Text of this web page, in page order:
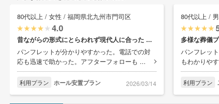
80代以上 / 女性 / 福岡県北九州市門司区
4.0
昔ながらの形式にとらわれず現代人に合った ...
パンフレットが分かりやすかった。電話での対
応も迅速で助かった。アフターフォローも ...
利用プラン ホール安置プラン 2026/03/14
80代以上 /
多様な葬儀
パンフレッ
もわかりや
利用プラン